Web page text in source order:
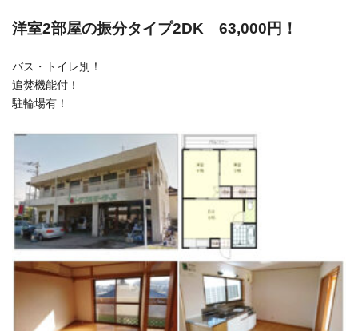
洋室2部屋の振分タイプ2DK 63,000円！
バス・トイレ別！
追焚機能付！
駐輪場有！